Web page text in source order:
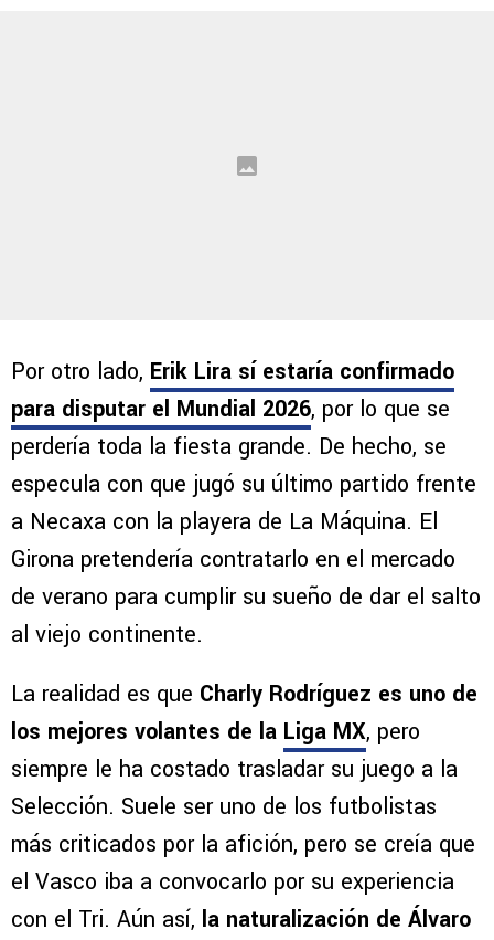
Por otro lado, Erik Lira sí estaría confirmado
para disputar el Mundial 2026, por lo que se
perdería toda la fiesta grande. De hecho, se
especula con que jugó su último partido frente
a Necaxa con la playera de La Máquina. El
Girona pretendería contratarlo en el mercado
de verano para cumplir su sueño de dar el salto
al viejo continente.
La realidad es que Charly Rodríguez es uno de
los mejores volantes de la Liga MX, pero
siempre le ha costado trasladar su juego a la
Selección. Suele ser uno de los futbolistas
más criticados por la afición, pero se creía que
el Vasco iba a convocarlo por su experiencia
con el Tri. Aún así, la naturalización de Álvaro